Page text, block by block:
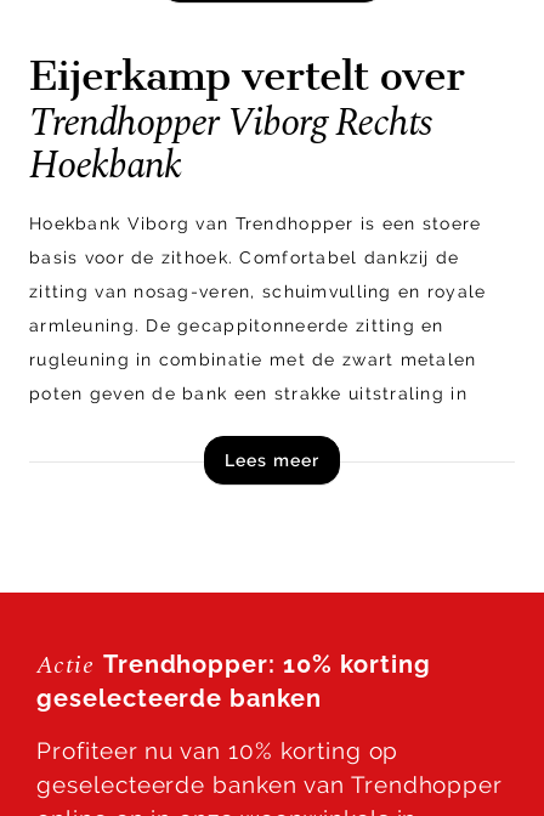
Eijerkamp vertelt over
Trendhopper Viborg Rechts
Hoekbank
Hoekbank Viborg van Trendhopper is een stoere
basis voor de zithoek. Comfortabel dankzij de
zitting van nosag-veren, schuimvulling en royale
armleuning. De gecappitonneerde zitting en
rugleuning in combinatie met de zwart metalen
poten geven de bank een strakke uitstraling in
uitgevoerd in stof nero met kleur grey. Tevens is
uitvoeringen. Zo stel je de ideale zitbank naar
wens samen.
Vraag een offerte aan of kom proefzitten in onze
woonwinkels!
Lees meer
Actie Trendhopper: 10% korting
geselecteerde banken
Profiteer nu van 10% korting op
geselecteerde banken van Trendhopper